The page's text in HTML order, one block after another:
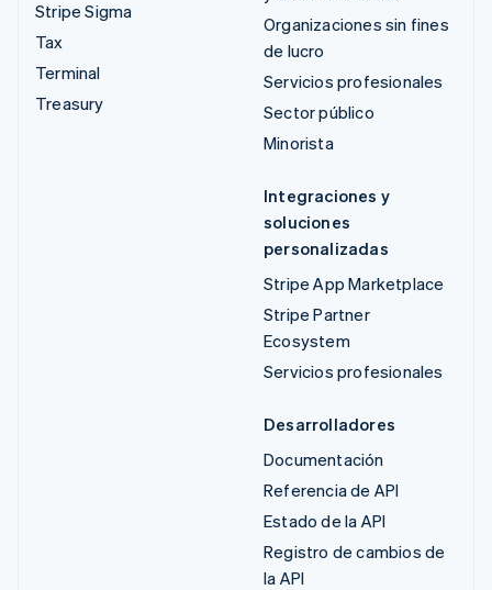
Stripe Sigma
Tax
Terminal
Treasury
Organizaciones sin fines
de lucro
Servicios profesionales
Sector público
Minorista
Integraciones y
soluciones
personalizadas
Stripe App Marketplace
Stripe Partner
Ecosystem
Servicios profesionales
Desarrolladores
Documentación
Referencia de API
Estado de la API
Registro de cambios de
la API